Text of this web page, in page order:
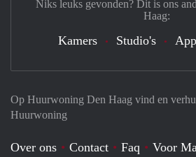
Op Huurwoning Den Haag vind en
Huurwoning
Over ons Contact Faq
Voor
Niks leuks gevonden? Dit is ons
Haag:
Kamers Studio's